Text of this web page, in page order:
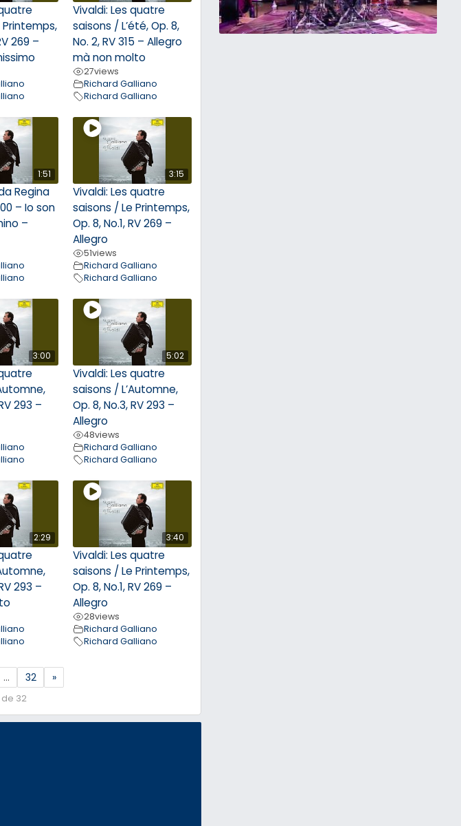
269 –
Vivaldi: Les quatre
saisons / L’été, Op. 8,
No. 2, RV 315 – Allegro
mà non molto
27views
Richard Galliano
Richard Galliano
1:51
Regina
– Io son
–
3:15
Vivaldi: Les quatre
saisons / Le Printemps,
Op. 8, No.1, RV 269 –
Allegro
51views
Richard Galliano
Richard Galliano
3:00
293 –
5:02
Vivaldi: Les quatre
saisons / L’Automne,
Op. 8, No.3, RV 293 –
Allegro
48views
Richard Galliano
Richard Galliano
2:29
293 –
3:40
Vivaldi: Les quatre
saisons / Le Printemps,
Op. 8, No.1, RV 269 –
Allegro
28views
Richard Galliano
Richard Galliano
… 32 »
de 32